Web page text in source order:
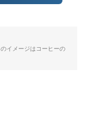
イメージはコーヒーの